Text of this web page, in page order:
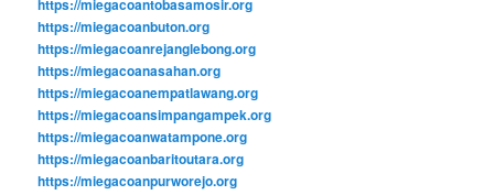
https://miegacoantobasamosir.org
https://miegacoanbuton.org
https://miegacoanrejanglebong.org
https://miegacoanasahan.org
https://miegacoanempatlawang.org
https://miegacoansimpangampek.org
https://miegacoanwatampone.org
https://miegacoanbaritoutara.org
https://miegacoanpurworejo.org